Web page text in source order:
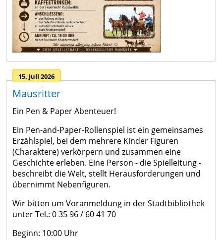
15. Juli 2026
Mausritter
Ein Pen & Paper Abenteuer!
Ein Pen-and-Paper-Rollenspiel ist ein gemeinsames
Erzählspiel, bei dem mehrere Kinder Figuren
(Charaktere) verkörpern und zusammen eine
Geschichte erleben. Eine Person - die Spielleitung -
beschreibt die Welt, stellt Herausforderungen und
übernimmt Nebenfiguren.
Wir bitten um Voranmeldung in der Stadtbibliothek
unter Tel.: 0 35 96 / 60 41 70
Beginn: 10:00 Uhr